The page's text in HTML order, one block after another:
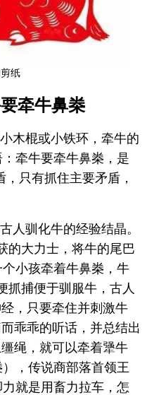
纸
牵牛鼻桊
木棍或小铁环，牵牛的
牵牛要牵牛鼻桊，是
只有抓住主要矛盾，
人驯化牛的经验结晶。
的大力士，将牛的尾巴
小孩牵着牛鼻桊，牛
抓捕便于驯服牛，古人
，只要牵住并刺激牛
乖乖的听话，并总结出
绳，就可以牵着犟牛
，传说商部落首领王
就是用畜力拉车，怎